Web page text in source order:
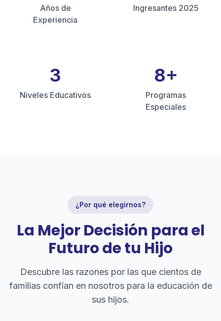
Años de
Experiencia
Ingresantes 2025
3
Niveles Educativos
8+
Programas
Especiales
¿Por qué elegirnos?
La Mejor Decisión para el
Futuro de tu Hijo
Descubre las razones por las que cientos de
familias confían en nosotros para la educación de
sus hijos.